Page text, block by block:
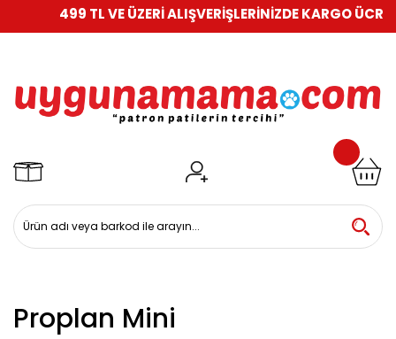
499 TL VE ÜZERİ ALIŞVERİŞLERİNİZDE KARGO
Proplan Mini